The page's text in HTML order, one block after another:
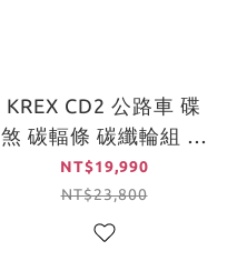
KREX CD2 公路車 碟
煞 碳輻條 碳纖輪組 送
外胎
NT$19,990
NT$23,800